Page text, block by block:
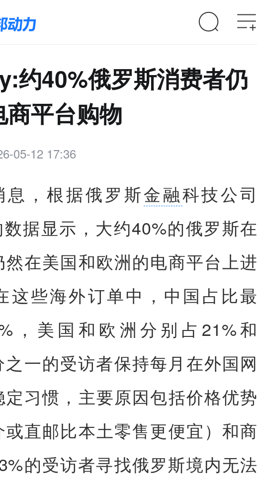
约40%俄罗斯消费者仍
平台购物
05-12 17:36
，根据俄罗斯金融科技公司
据显示，大约40%的俄罗斯在
在美国和欧洲的电商平台上进
这些海外订单中，中国占比最
，美国和欧洲分别占21%和
之一的受访者保持每月在外国网
习惯，主要原因包括价格优势
或直邮比本土零售更便宜）和商
的受访者寻找俄罗斯境内无法